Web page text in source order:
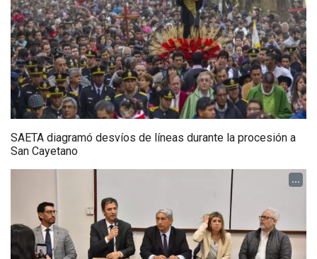
SAETA diagramó desvíos de líneas durante la procesión a
San Cayetano
...